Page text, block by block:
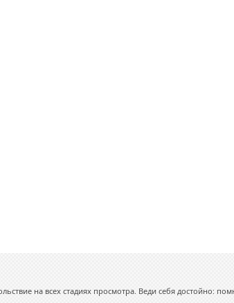
на всех стадиях просмотра. Веди себя достойно: